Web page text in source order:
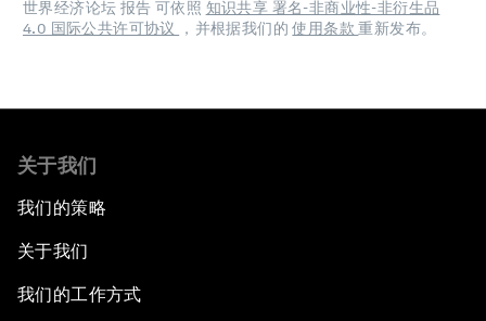
世界经济论坛 报告 可依照 知识共享 署名-非商业性-非衍生品
4.0 国际公共许可协议
，并根据我们的使用条款重新发布。
关于我们
我们的策略
关于我们
我们的工作方式